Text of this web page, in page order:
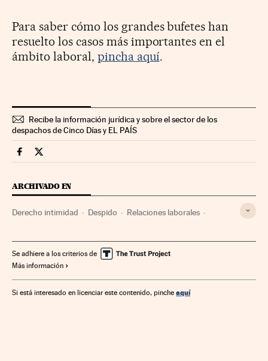
Para saber cómo los grandes bufetes han
resuelto los casos más importantes en el
ámbito laboral, pincha aquí.
Recibe la información jurídica y sobre el sector de los
despachos de Cinco Días y EL PAÍS
Legal Cinco Días en Facebook
Legal Cinco Días en Twitter
ARCHIVADO EN
Derecho intimidad Despido Relaciones laborales
Se adhiere a los criterios de
Más información
Si está interesado en licenciar este contenido, pinche aquí